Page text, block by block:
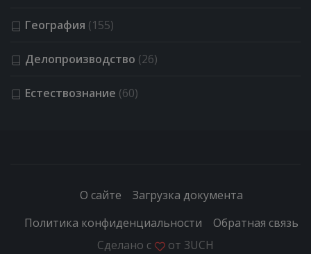
География (155)
Делопроизводство (26)
Естествознание (60)
О сайте
Загрузка документа
Политика конфиденциальности
Обратная связь
Сделано с
от 3UCH